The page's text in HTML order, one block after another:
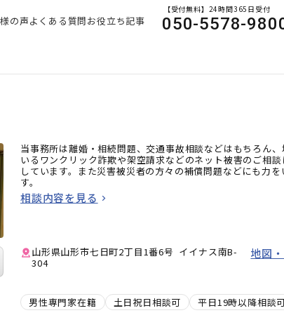
の声よくある質問お役立ち記事
【受付無料】24時間365日受付
050-5578-
当事務所は離婚・相続問題、交通事故相談などはもちろん、
いるワンクリック詐欺や架空請求などのネット被害のご相談
しています。また災害被災者の方々の補償問題などにも力を
す。
相談内容を見る
山形県山形市七日町2丁目1番6号 イイナス南B-
304
地図
男性専門家在籍 土日祝日相談可 平日19時以降相談